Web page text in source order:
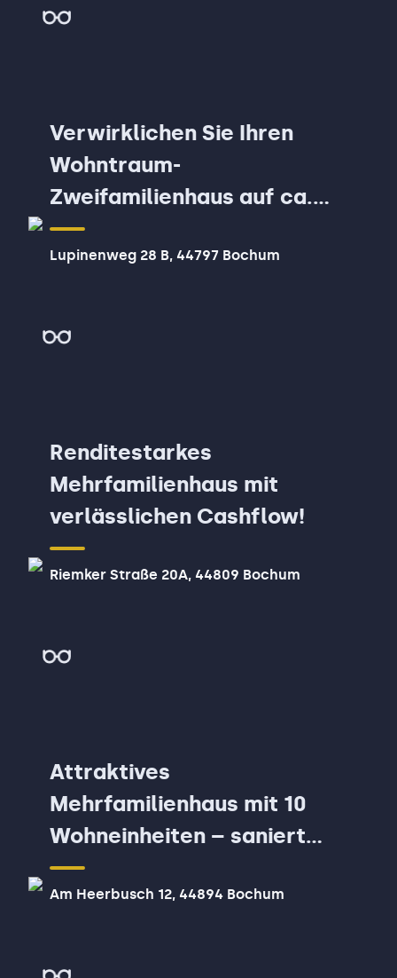
Verwirklichen Sie Ihren
Wohntraum-
Zweifamilienhaus auf ca.
828 m² Grundstück in
Bochum!
Lupinenweg 28 B, 44797 Bochum
Renditestarkes
Mehrfamilienhaus mit
verlässlichen Cashflow!
Riemker Straße 20A, 44809 Bochum
Attraktives
Mehrfamilienhaus mit 10
Wohneinheiten – saniert
und modernisiert
Am Heerbusch 12, 44894 Bochum